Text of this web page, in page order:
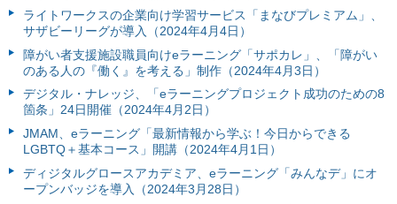
ライトワークスの企業向け学習サービス「まなびプレミアム」、
サザビーリーグが導入（2024年4月4日）
障がい者支援施設職員向けeラーニング「サポカレ」、「障がい
のある人の『働く』を考える」制作（2024年4月3日）
デジタル・ナレッジ、「eラーニングプロジェクト成功のための8
箇条」24日開催（2024年4月2日）
JMAM、eラーニング「最新情報から学ぶ！今日からできる
LGBTQ＋基本コース」開講（2024年4月1日）
ディジタルグロースアカデミア、eラーニング「みんなデ」にオ
ープンバッジを導入（2024年3月28日）